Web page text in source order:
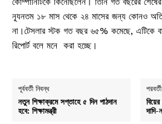
ন্যূনতম ১৮ মাস থেকে ২৪ মাসের জন্য কোনও
না।টেসলার স্টক গত বছর ৬৫% কমেছে, এটিকে
রিপোর্ট বলে মনে করা হচ্ছে।
পূর্ববর্তী নিবন্ধ
নতুন শিক্ষাক্রমে সপ্তাহে ৫ দিন পাঠদান
হবে: শিক্ষামন্ত্রী
দাদি-